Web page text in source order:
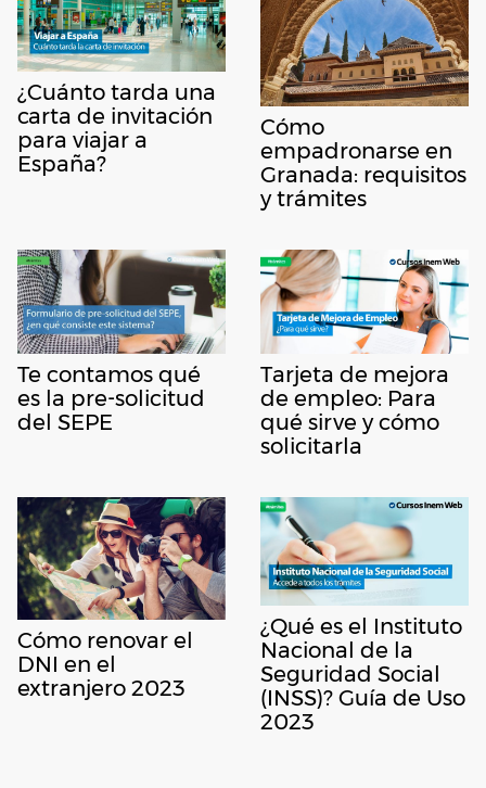
¿Cuánto tarda una
carta de invitación
para viajar a
España?
Cómo
empadronarse en
Granada: requisitos
y trámites
Te contamos qué
es la pre-solicitud
del SEPE
Tarjeta de mejora
de empleo: Para
qué sirve y cómo
solicitarla
Cómo renovar el
DNI en el
extranjero 2023
¿Qué es el Instituto
Nacional de la
Seguridad Social
(INSS)? Guía de Uso
2023